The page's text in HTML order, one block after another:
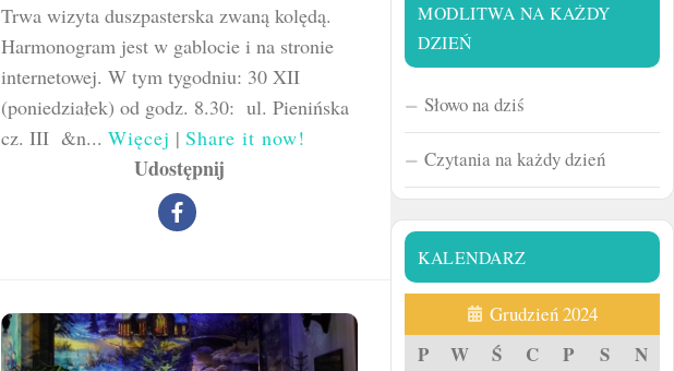
Trwa wizyta duszpasterska zwaną kolędą.
Harmonogram jest w gablocie i na stronie
internetowej. W tym tygodniu: 30 XII
(poniedziałek) od godz. 8.30: ul. Pienińska
cz. III &n... Więcej | Share it now!
Udostępnij
MODLITWA NA KAŻDY
DZIEŃ
Słowo na dziś
Czytania na każdy dzień
KALENDARZ
Grudzień 2024
P W Ś C P S
N